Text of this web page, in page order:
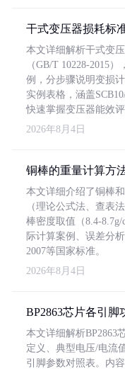
干式变压器损耗标
本文详细解析干式变
（GB/T 10228-2015
例，分步骤说明变损
实例表格，涵盖
快速掌握变压器能效评
2026年8月4日
铜棒的重量计算方
本文详细介绍了铜棒
（理论公式法、查表
棒密度取值（8.4-
际计算案例、误差分
2007等国家标准。
2026年8月4日
BP2863芯片各引脚
本文详细解析BP2863
定义、典型电压/电流
引脚参数对照表。内